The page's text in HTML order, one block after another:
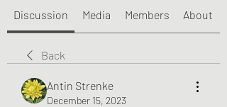
Discussion Media Members About
Back
Antin Strenke
December 15, 2023